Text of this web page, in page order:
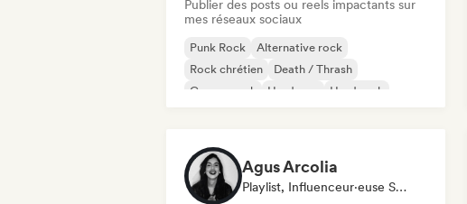
Publier des posts ou reels impactants sur
mes réseaux sociaux
Punk Rock
Alternative rock
Rock chrétien
Death / Thrash
Garage rock
Hardcore
Hard rock
Agus Arcolia
Playlist, Influenceur·euse Sur Les Réseaux Sociaux